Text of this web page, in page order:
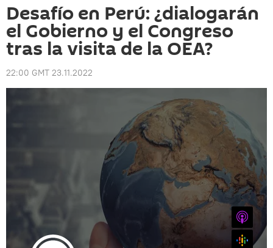
Desafío en Perú: ¿dialogarán
el Gobierno y el Congreso
tras la visita de la OEA?
22:00 GMT 23.11.2022
iTunes